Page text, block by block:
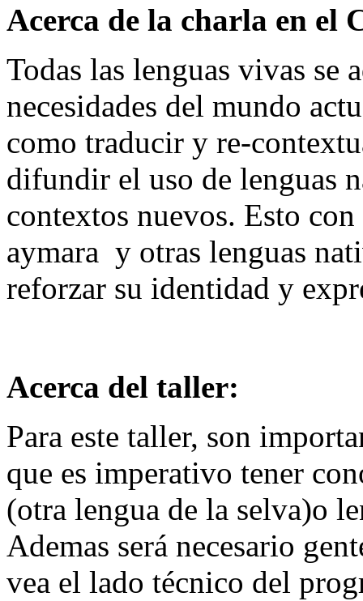
Acerca de la charla en el
Todas las lenguas vivas se
necesidades del mundo
como traducir y re-
difundir el uso de lenguas
contextos nuevos. Esto
aymara y otras lenguas
reforzar su identidad y
Acerca del taller:
Para este taller, son
que es imperativo tener
(otra lengua de la selva)o
Ademas será necesario
vea el lado técnico del